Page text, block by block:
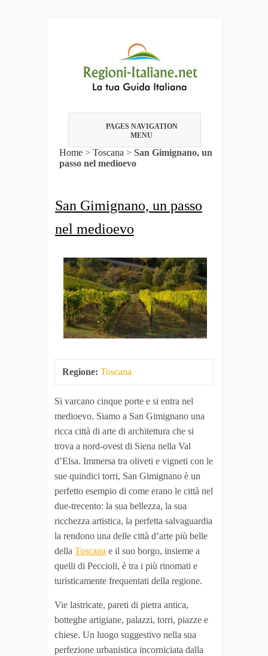
PAGES NAVIGATION
MENU
Home > Toscana > San Gimignano, un
passo nel medioevo
San Gimignano, un passo
nel medioevo
Regione: Toscana
Si varcano cinque porte e si entra nel
medioevo. Siamo a San Gimignano una
ricca città di arte di architettura che si
trova a nord-ovest di Siena nella Val
d’Elsa. Immersa tra oliveti e vigneti con le
sue quindici torri, San Gimignano è un
perfetto esempio di come erano le città nel
due-trecento: la sua bellezza, la sua
ricchezza artistica, la perfetta salvaguardia
la rendono una delle città d’arte più belle
della Toscana e il suo borgo, insieme a
quelli di Peccioli, è tra i più rinomati e
turisticamente frequentati della regione.
Vie lastricate, pareti di pietra antica,
botteghe artigiane, palazzi, torri, piazze e
chiese. Un luogo suggestivo nella sua
perfezione urbanistica incorniciata dalla